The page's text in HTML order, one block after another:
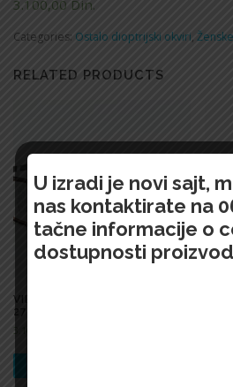
3.100,00 Din.
Categories: Ostalo dioptrijski okviri, Ženske
RELATED PRODUCTS
VIEWOPTICS – 3502 VO
2748B
3.100,00
U izradi je novi sajt,
nas kontaktirate na
tačne informacije o
dostupnosti